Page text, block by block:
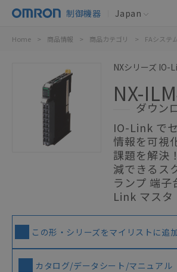
制御機器 Japan
Home > 商品情報 > 商品カテゴリ > FAシステ
NXシリーズ IO-
NX-
ダウン
IO-Link で
情報を可視
課題を解決
減できるス
ランプ 端
Link マスタ
この形・シリーズをマイリストに追
カタログ/データシート/マニュアル